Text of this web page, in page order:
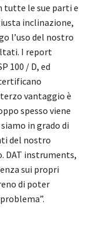
tutte le sue parti e
inclinazione,
l’uso del nostro
I report
100 / D, ed
vantaggio è
spesso viene
in grado di
del nostro
DAT instruments,
sui propri
di poter